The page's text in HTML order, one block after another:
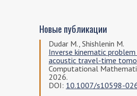
Новые публикации
Dudar M., Shishlenin M.
Inverse kinematic
acoustic travel-time
Computational
2026.
DOI: 10.1007/s10598-